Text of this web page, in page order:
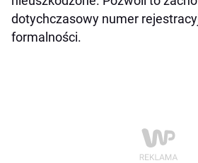
dotychczasowy numer
formalności.